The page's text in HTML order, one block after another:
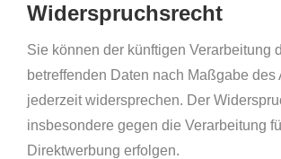
Widerspruchsrecht
Sie können der künftigen Verarbeitung
betreffenden Daten nach Maßgabe des
jederzeit widersprechen. Der
insbesondere gegen die Verarbeitung
Direktwerbung erfolgen.